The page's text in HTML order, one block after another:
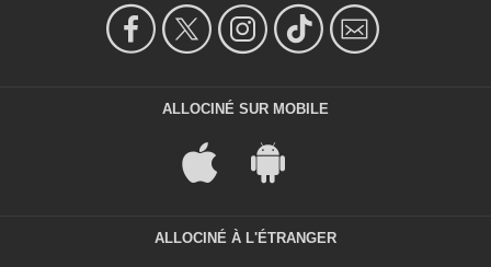
ALLOCINÉ SUR MOBILE
ALLOCINÉ À L'ÉTRANGER